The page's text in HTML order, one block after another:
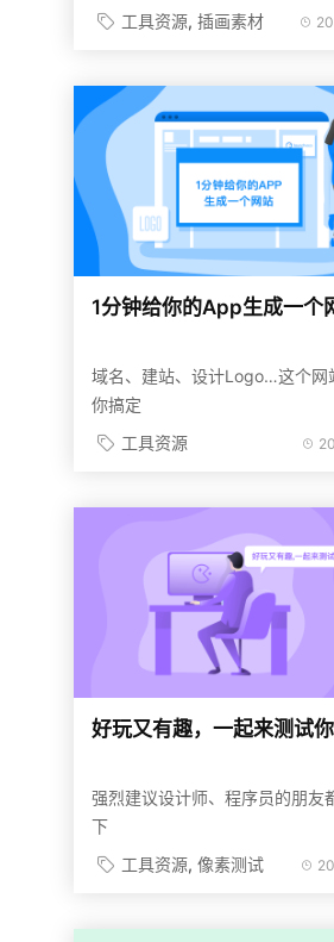
工具资源 插画素材
1分钟给你的App生成一个
域名、建站、设计Logo…这个网
你搞定
工具资源
强烈建议设计师、程序员的朋友
下
工具资源 像素测试